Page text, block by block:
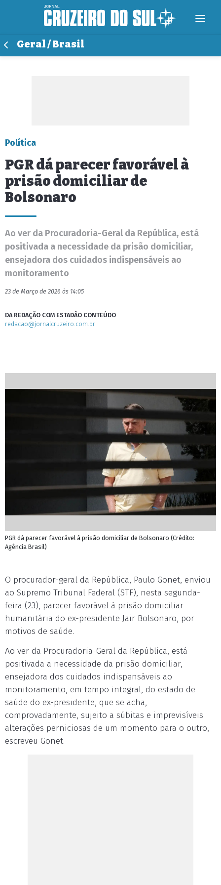
Geral / Brasil
Política
PGR dá parecer favorável à
prisão domiciliar de
Bolsonaro
Ao ver da Procuradoria-Geral da República, está
positivada a necessidade da prisão domiciliar,
ensejadora dos cuidados indispensáveis ao
monitoramento
23 de Março de 2026 às 14:05
DA REDAÇÃO COM ESTADÃO CONTEÚDO
redacao@jornalcruzeiro.com.br
PGR dá parecer favorável à prisão domiciliar de Bolsonaro (Crédito:
Agência Brasil)
O procurador-geral da República, Paulo Gonet, enviou
ao Supremo Tribunal Federal (STF), nesta segunda-
feira (23), parecer favorável à prisão domiciliar
humanitária do ex-presidente Jair Bolsonaro, por
motivos de saúde.
Ao ver da Procuradoria-Geral da República, está
positivada a necessidade da prisão domiciliar,
ensejadora dos cuidados indispensáveis ao
monitoramento, em tempo integral, do estado de
saúde do ex-presidente, que se acha,
comprovadamente, sujeito a súbitas e imprevisíveis
alterações perniciosas de um momento para o outro,
escreveu Gonet.